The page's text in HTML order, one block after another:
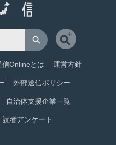
信Onlineとは 運営方針
外部送信ポリシー
自治体支援企業一覧
読者アンケート